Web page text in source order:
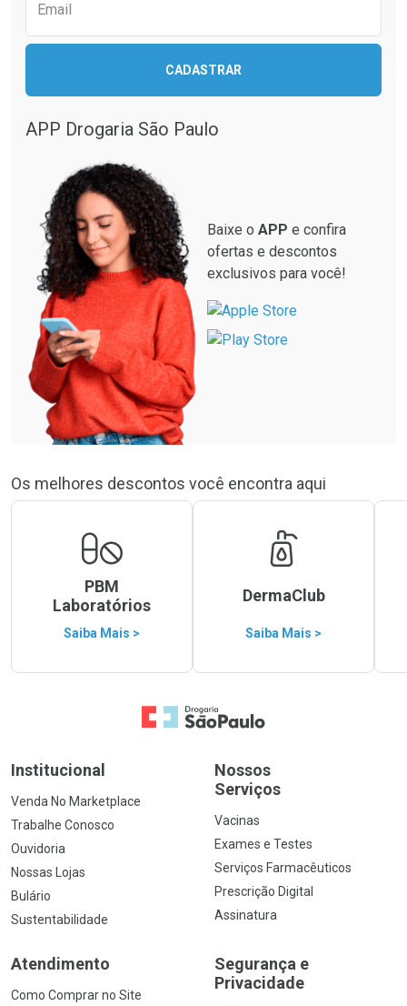
Comprar sem Desconto
Por R$ 226,76/cada
Por R$ 226,76/cada
Por R$ 114,99/cada
Email
CADASTRAR
APP Drogaria São Paulo
Baixe o APP e confira
ofertas e descontos
exclusivos para você!
Os melhores descontos você encontra aqui
PBM
Laboratórios
Saiba Mais >
DermaClub
Saiba Mais >
Ir para a Home
Institucional
Venda No Marketplace
Trabalhe Conosco
Ouvidoria
Nossas Lojas
Bulário
Sustentabilidade
Nossos
Serviços
Vacinas
Exames e Testes
Serviços Farmacêuticos
Prescrição Digital
Assinatura
Atendimento
Como Comprar no Site
Segurança e
Privacidade